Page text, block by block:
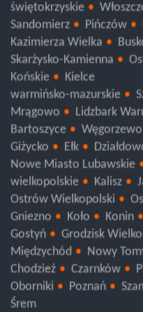
świętokrzyskie
Sandomierz
Pińczów
Kazimierza Wielka
Skarżysko-Kamienna
Końskie
Kielce
warmińsko-mazurskie
Mrągowo
Lidzbark
Bartoszyce
Węgorzewo
Giżycko
Ełk
Nowe Miasto Lubawskie
wielkopolskie
Kalisz
Ostrów Wielkopolski
Gniezno
Koło Konin
Gostyń
Grodzisk
Międzychód
Nowy
Chodzież
Czarnków
Oborniki
Poznań
Śrem